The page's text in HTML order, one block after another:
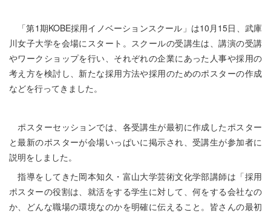
「第1期KOBE採用イノベーションスクール」は10月15日、武庫
川女子大学を会場にスタート。スクールの受講生は、講演の受講
やワークショップを行い、それぞれの企業にあった人事や採用の
考え方を検討し、新たな採用方法や採用のためのポスターの作成
などを行ってきました。
ポスターセッションでは、各受講生が最初に作成したポスター
と最新のポスターが会場いっぱいに掲示され、受講生が参加者に
説明をしました。
指導をしてきた岡本知久・富山大学芸術文化学部講師は「採用
ポスターの役割は、就活をする学生に対して、何をする会社なの
か、どんな職場の環境なのかを明確に伝えること。皆さんの最初